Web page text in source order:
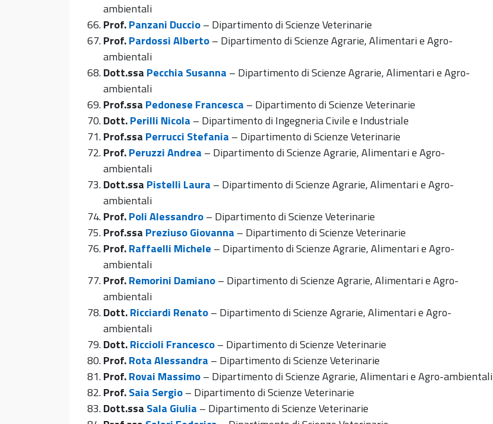
ambientali
Prof.Panzani Duccio– Dipartimento di Scienze Veterinarie
Prof.Pardossi Alberto– Dipartimento di Scienze Agrarie, Alimentari e Agro-
ambientali
Dott.ssa Pecchia Susanna – Dipartimento di Scienze Agrarie, Alimentari e Agro-
ambientali
Prof.ssa Pedonese Francesca – Dipartimento di Scienze Veterinarie
Dott.Perilli Nicola – Dipartimento di Ingegneria Civile e Industriale
Prof.ssa Perrucci Stefania – Dipartimento di Scienze Veterinarie
Prof.Peruzzi Andrea – Dipartimento di Scienze Agrarie, Alimentari e Agro-
ambientali
Dott.ssa Pistelli Laura – Dipartimento di Scienze Agrarie, Alimentari e Agro-
ambientali
Prof.Poli Alessandro– Dipartimento di Scienze Veterinarie
Prof.ssa Preziuso Giovanna – Dipartimento di Scienze Veterinarie
Prof.Raffaelli Michele – Dipartimento di Scienze Agrarie, Alimentari e Agro-
ambientali
Prof.Remorini Damiano– Dipartimento di Scienze Agrarie, Alimentari e Agro-
ambientali
Dott.Ricciardi Renato– Dipartimento di Scienze Agrarie, Alimentari e Agro-
ambientali
Dott.Riccioli Francesco– Dipartimento di Scienze Veterinarie
Prof.Rota Alessandra – Dipartimento di Scienze Veterinarie
Prof.Rovai Massimo– Dipartimento di Scienze Agrarie, Alimentari e Agro-ambientali
Prof.Saia Sergio– Dipartimento di Scienze Veterinarie
Dott.ssa Sala Giulia – Dipartimento di Scienze Veterinarie